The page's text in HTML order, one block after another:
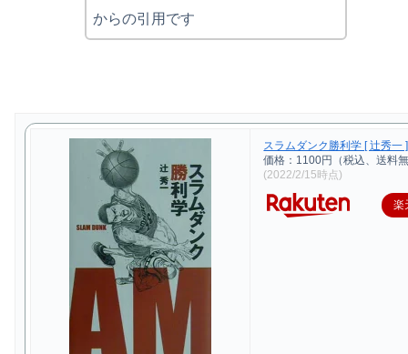
からの引用です
スラムダンク勝利学 [ 辻秀一 ]
価格：1100円（税込、送料
(2022/2/15時点)
楽